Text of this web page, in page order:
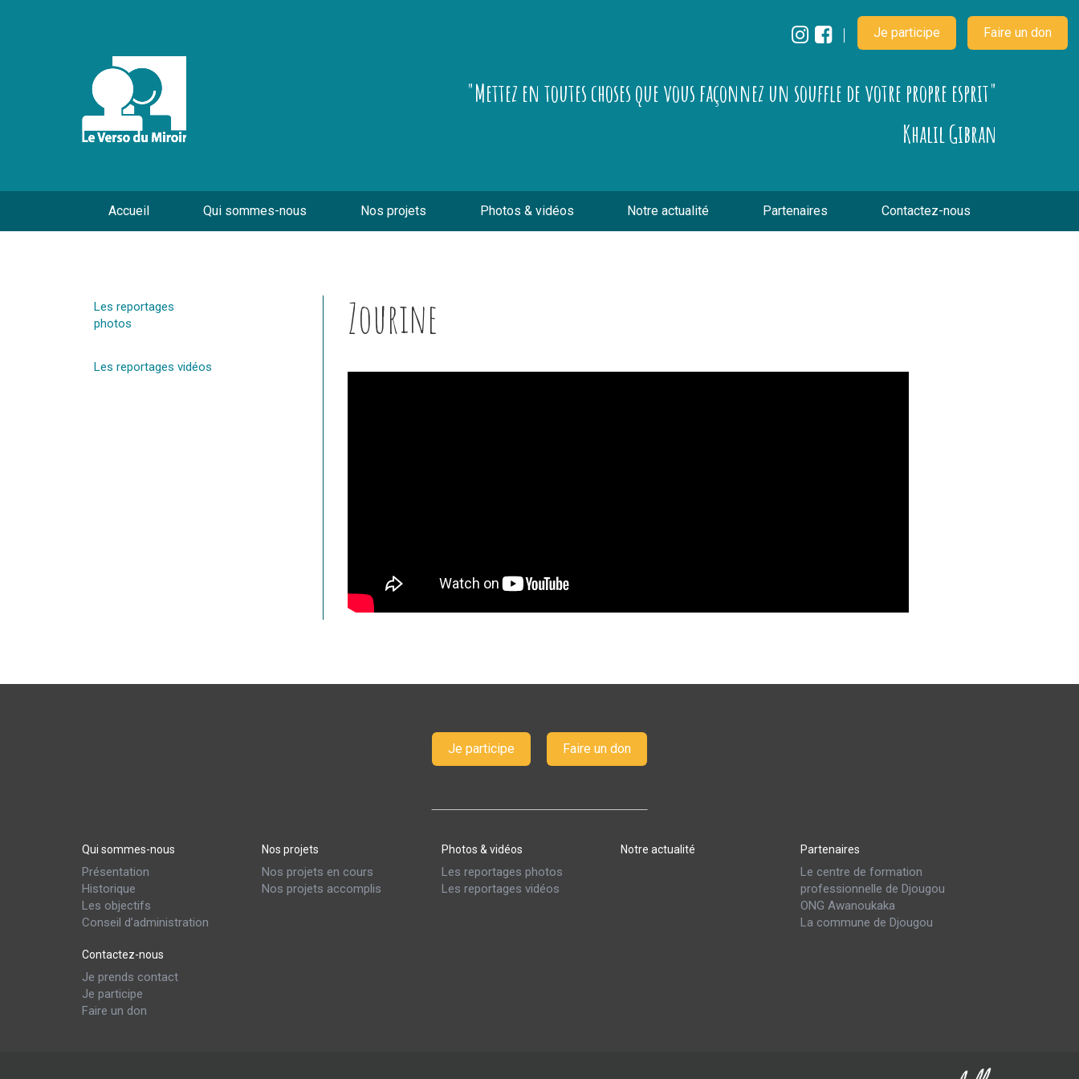
"Mettez en toutes choses que vous façonnez un souffle de votre propre esprit"
Khalil Gibran
Accueil Qui sommes-nous Nos projets Photos & vidéos Notre actualité Partenaires Contactez-nous
Je participe Faire un don
Les reportages
photos
Les reportages vidéos
Zourine
Je participe Faire un don
Qui sommes-nous
Présentation
Historique
Les objectifs
Conseil d’administration
Nos projets
Nos projets en cours
Nos projets accomplis
Photos & vidéos
Les reportages photos
Les reportages vidéos
Notre actualité Partenaires
Le centre de formation
professionnelle de Djougou
ONG Awanoukaka
La commune de Djougou
Contactez-nous
Je prends contact
Je participe
Faire un don